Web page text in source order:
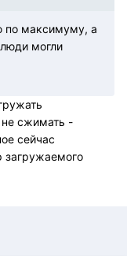
по максимуму, а
могли
не сжимать -
сейчас
загружаемого